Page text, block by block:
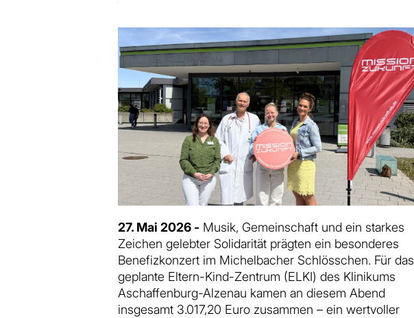
27. Mai 2026 - Musik, Gemeinschaft und ein starkes
Zeichen gelebter Solidarität prägten ein besonderes
Benefizkonzert im Michelbacher Schlösschen. Für das
geplante Eltern-Kind-Zentrum (ELKI) des Klinikums
Aschaffenburg-Alzenau kamen an diesem Abend
insgesamt 3.017,20 Euro zusammen – ein wertvoller